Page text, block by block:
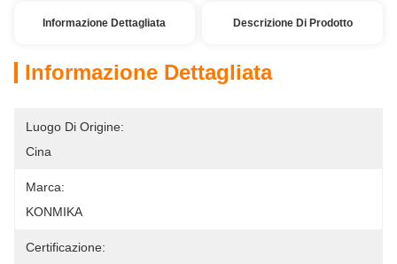
Informazione Dettagliata Descrizione Di Prodotto
Informazione Dettagliata
Luogo Di Origine:
Cina
Marca:
KONMIKA
Certificazione: